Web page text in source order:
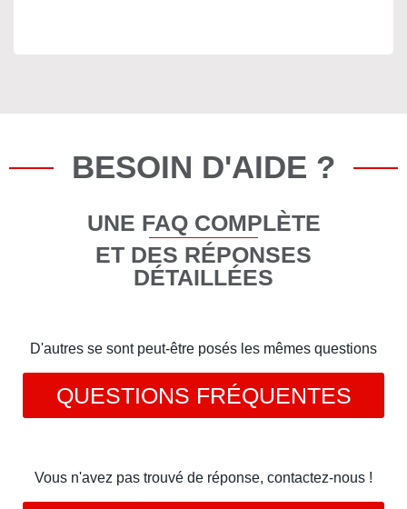
BESOIN D'AIDE ?
UNE FAQ COMPLÈTE
ET DES RÉPONSES
DÉTAILLÉES
D'autres se sont peut-être posés les mêmes questions
QUESTIONS FRÉQUENTES
Vous n'avez pas trouvé de réponse, contactez-nous !